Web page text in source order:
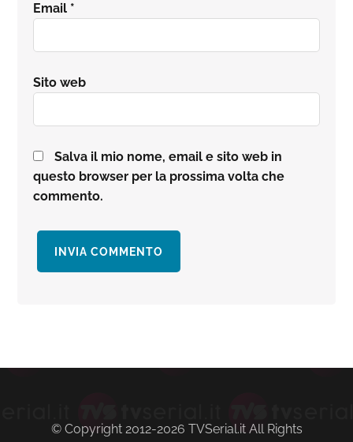
Email *
Sito web
Salva il mio nome, email e sito web in
questo browser per la prossima volta che
commento.
primaria
© Copyright 2012-2026 TVSerial.it All Rights